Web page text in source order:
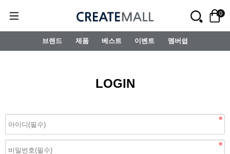
0
브랜드 제품 베스트 이벤트 멤버쉽
LOGIN